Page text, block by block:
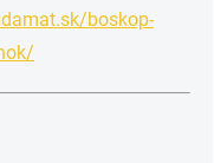
boskop-